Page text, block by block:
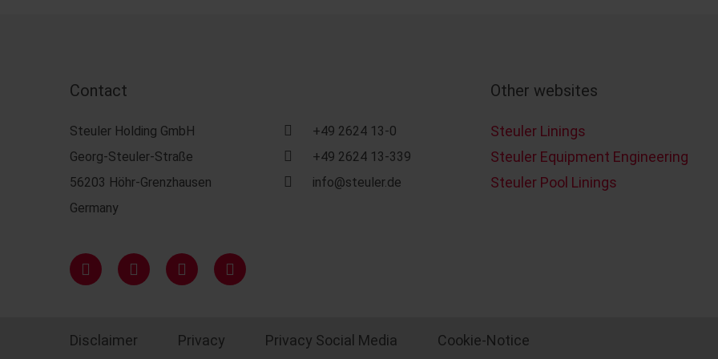
Contact
Steuler Holding GmbH
Georg-Steuler-Straße
56203 Höhr-Grenzhausen
Germany
+49 2624 13-0
+49 2624 13-339
info@steuler.de
Other websites
Steuler Linings
Steuler Equipment Engineering
Steuler Pool Linings
Disclaimer Privacy Privacy Social Media Cookie-Notice